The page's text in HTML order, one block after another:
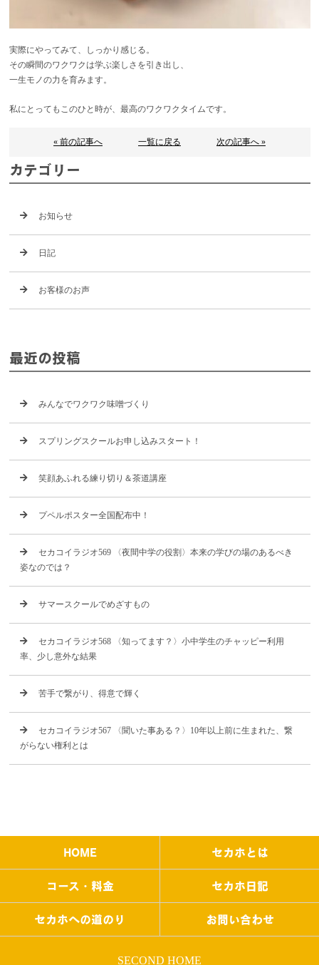
実際にやってみて、しっかり感じる。
その瞬間のワクワクは学ぶ楽しさを引き出し、
一生モノの力を育みます。
私にとってもこのひと時が、最高のワクワクタイムです。
« 前の記事へ 一覧に戻る 次の記事へ »
カテゴリー
お知らせ
日記
お客様のお声
最近の投稿
みんなでワクワク味噌づくり
スプリングスクールお申し込みスタート！
笑顔あふれる練り切り＆茶道講座
プペルポスター全国配布中！
セカコイラジオ569 〈夜間中学の役割〉本来の学びの場のあるべき
姿なのでは？
サマースクールでめざすもの
セカコイラジオ568 〈知ってます？〉小中学生のチャッピー利用
率、少し意外な結果
苦手で繋がり、得意で輝く
セカコイラジオ567 〈聞いた事ある？〉10年以上前に生まれた、繋
がらない権利とは
HOME セカホとは
コース・料金 セカホ日記
セカホへの道のり お問い合わせ
SECOND HOME